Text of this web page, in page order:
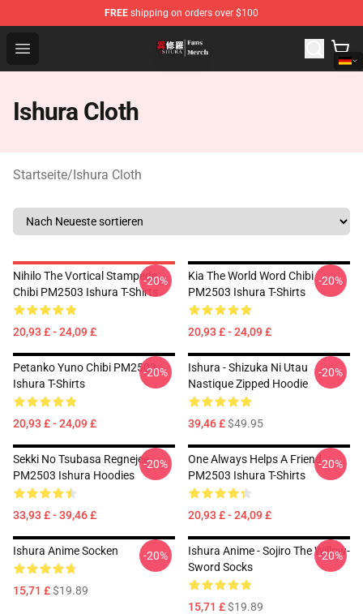
FREE shipping on orders over $100
Open menu
Ishura Store - Official Ishura Merchandise Shop
Ishura Cloth
Startseite/Ishura Cloth
Nihilo The Vortical Stampede
Chibi PM2503 Ishura T-Shirts
20,93 £ - 24,09 £
-20%
Kia The World Word Chibi
PM2503 Ishura T-Shirts
20,93 £ - 24,09 £
-20%
Petanko Yuno Chibi PM2503
Ishura T-Shirts
20,93 £ - 24,09 £
-20%
Ishura - Shizuka Ni Utau
Nastique Zipped Hoodie
39,46 £$49.95
-20%
Sekki No Tsubasa Regnejee
PM2503 Ishura Hoodies
33,93 £ - 39,46 £
-20%
One Always Helps A Friend
PM2503 Ishura T-Shirts
20,93 £ - 24,09 £
-20%
Ishura Anime Socken
15,71 £$19.89
-20%
Ishura Anime - Sojiro The Willow-
Sword Socks
15,71 £$19.89
-20%